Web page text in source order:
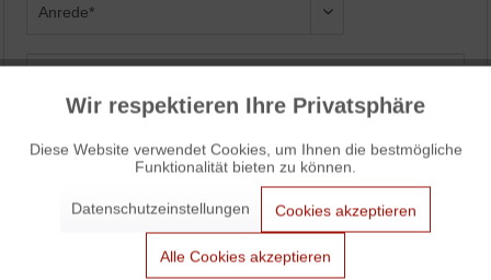
Funktionale Aktiv
Aktiv
Aktiv
Wir respektieren Ihre Privatsphäre
Diese Website verwendet Cookies, um Ihnen die bestmögliche
Funktionalität bieten zu können.
Datenschutzeinstellungen Cookies akzeptieren
Alle Cookies akzeptieren